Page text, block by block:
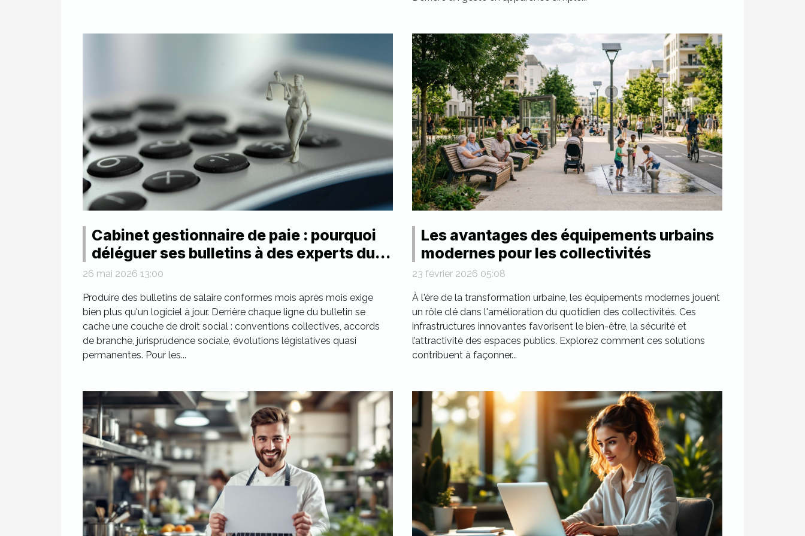
Cabinet gestionnaire de paie : pourquoi
déléguer ses bulletins à des experts du
droit social ?
26 mai 2026 13:00
Produire des bulletins de salaire conformes mois après mois exige
bien plus qu'un logiciel à jour. Derrière chaque ligne du bulletin se
cache une couche de droit social : conventions collectives, accords
de branche, jurisprudence sociale, évolutions législatives quasi
permanentes. Pour les...
Les avantages des équipements urbains
modernes pour les collectivités
23 février 2026 05:08
À l'ère de la transformation urbaine, les équipements modernes jouent
un rôle clé dans l'amélioration du quotidien des collectivités. Ces
infrastructures innovantes favorisent le bien-être, la sécurité et
l’attractivité des espaces publics. Explorez comment ces solutions
contribuent à façonner...